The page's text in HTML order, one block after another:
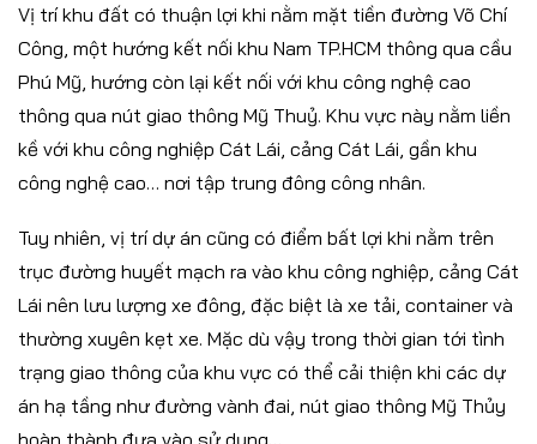
Vị trí khu đất có thuận lợi khi nằm mặt tiền đường Võ Chí
Công, một hướng kết nối khu Nam TP.HCM thông qua cầu
Phú Mỹ, hướng còn lại kết nối với khu công nghệ cao
thông qua nút giao thông Mỹ Thuỷ. Khu vực này nằm liền
kề với khu công nghiệp Cát Lái, cảng Cát Lái, gần khu
công nghệ cao… nơi tập trung đông công nhân.
Tuy nhiên, vị trí dự án cũng có điểm bất lợi khi nằm trên
trục đường huyết mạch ra vào khu công nghiệp, cảng Cát
Lái nên lưu lượng xe đông, đặc biệt là xe tải, container và
thường xuyên kẹt xe. Mặc dù vậy trong thời gian tới tình
trạng giao thông của khu vực có thể cải thiện khi các dự
án hạ tầng như đường vành đai, nút giao thông Mỹ Thủy
hoàn thành đưa vào sử dụng…